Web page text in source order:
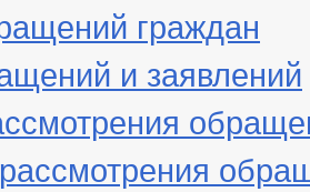
граждан
и заявлений